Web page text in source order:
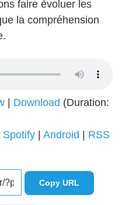
faire évoluer les
la compréhension
Download (Duration:
Spotify Android RSS
Copy URL